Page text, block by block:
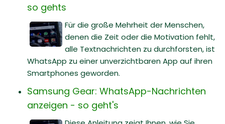
so gehts
Für die große Mehrheit der Menschen,
denen die Zeit oder die Motivation fehlt,
alle Textnachrichten zu durchforsten, ist
WhatsApp zu einer unverzichtbaren App auf ihren
Smartphones geworden.
Samsung Gear: WhatsApp-Nachrichten
anzeigen - so geht's